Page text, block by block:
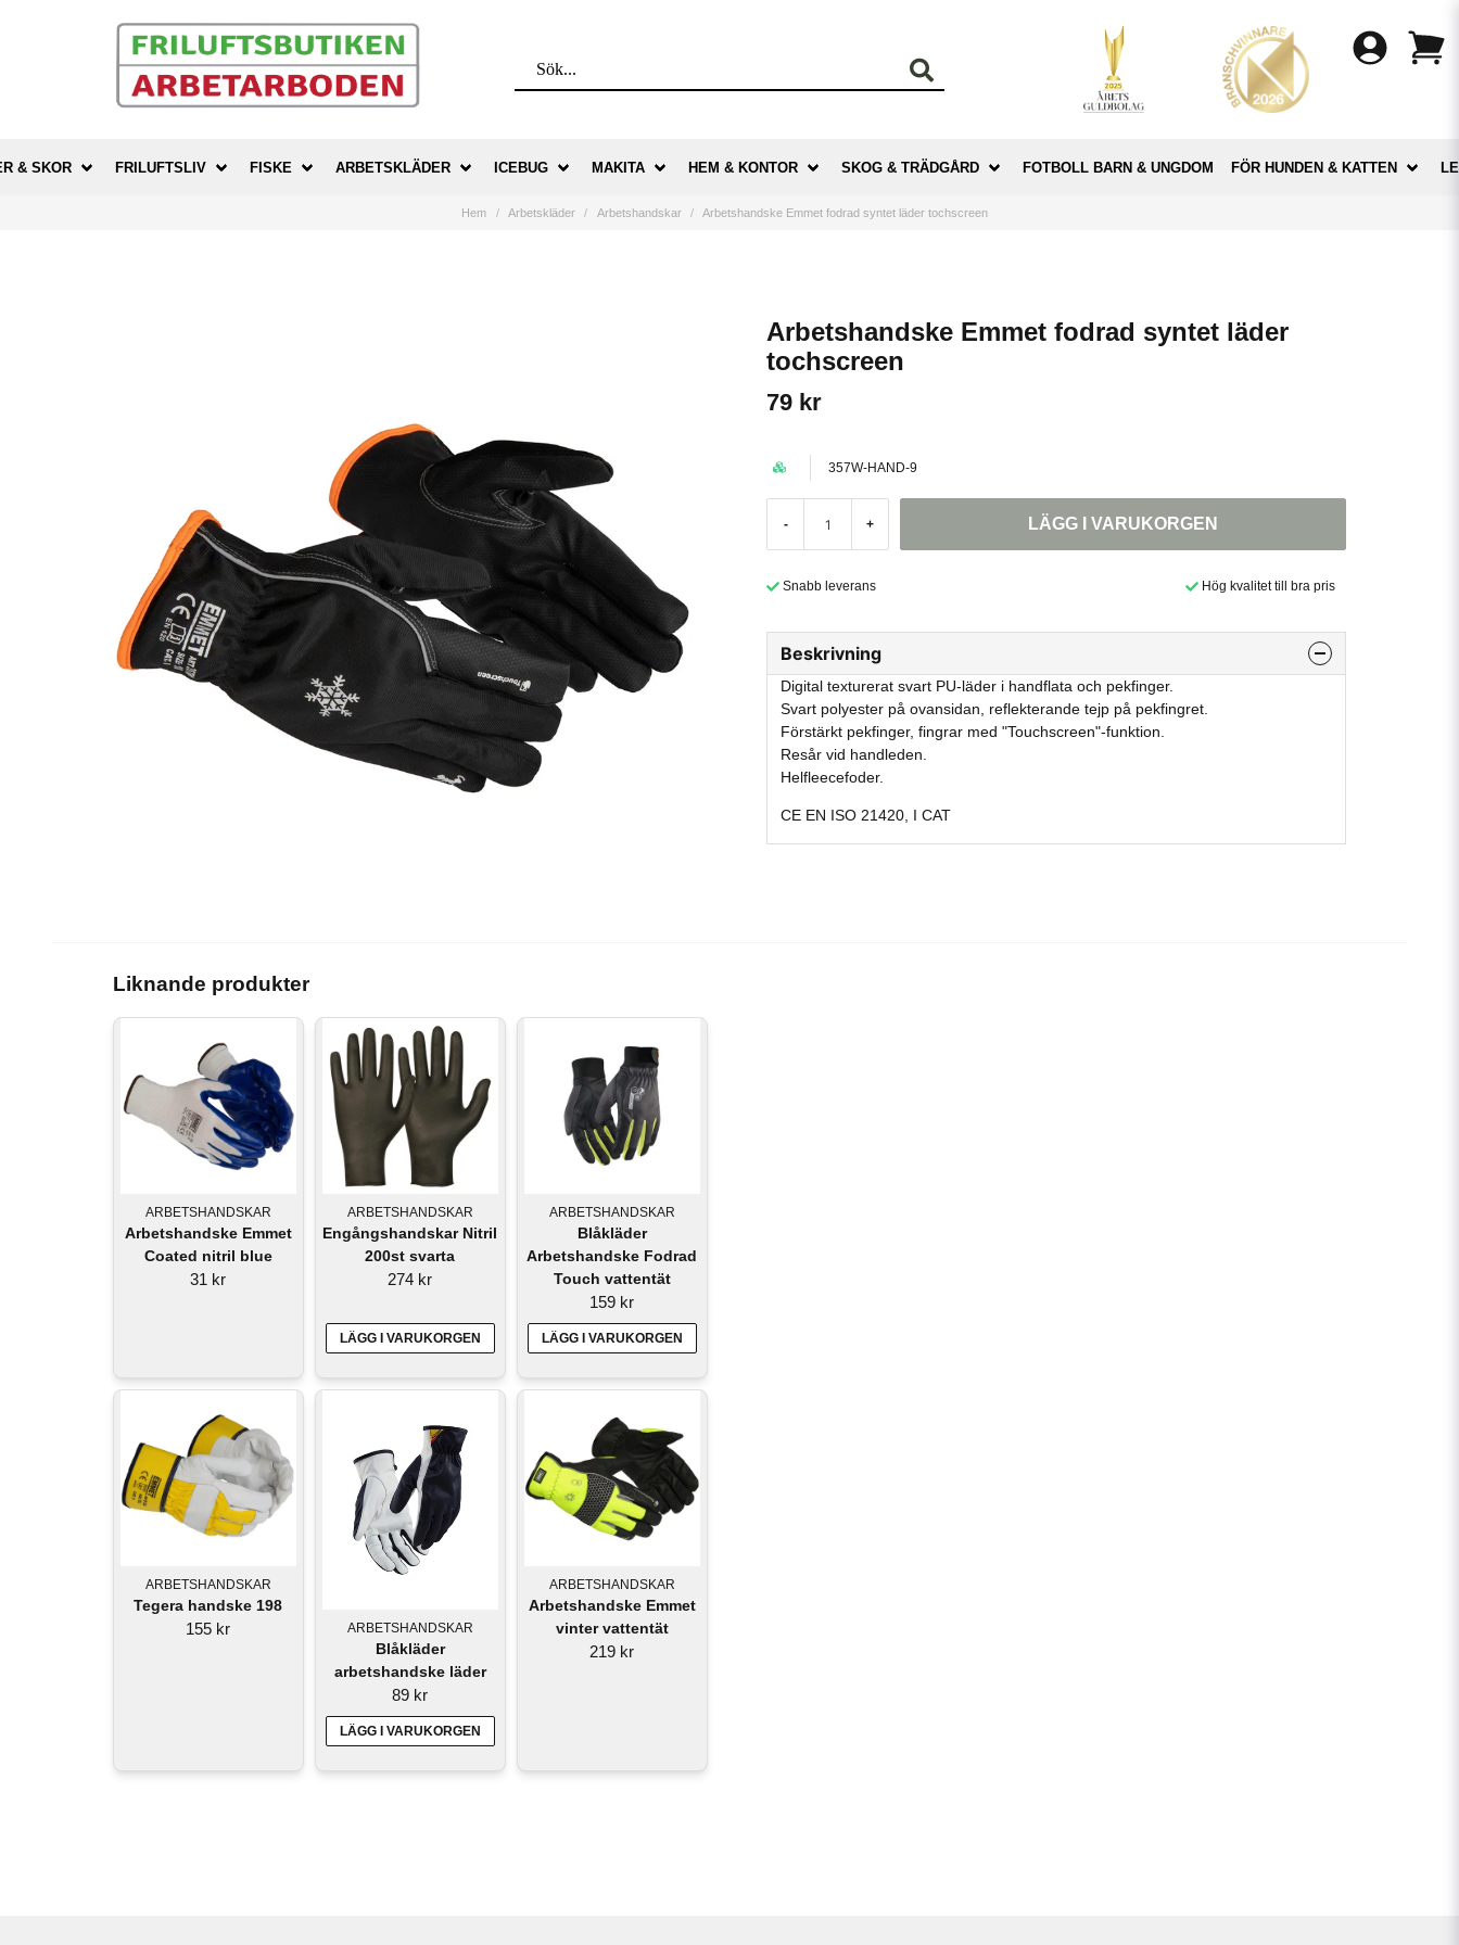
& SKOR FRILUFTSLIV FISKE ARBETSKLÄDER ICEBUG MAKITA HEM & KONTOR SKOG & TRÄDGÅRD FOTBOLL BARN & UNGDOM FÖR HUNDEN & KATTEN
Hem Arbetskläder Arbetshandskar Arbetshandske Emmet fodrad syntet läder tochscreen
Arbetshandske Emmet fodrad syntet läder
tochscreen
79 kr
357W-HAND-9
- + LÄGG I VARUKORGEN
Snabb leverans Hög kvalitet till bra pris
Beskrivning
Digital texturerat svart PU-läder i handflata och pekfinger.
Svart polyester på ovansidan, reflekterande tejp på pekfingret.
Förstärkt pekfinger, fingrar med "Touchscreen"-funktion.
Resår vid handleden.
Helfleecefoder.
CE EN ISO 21420, I CAT
Liknande produkter
ARBETSHANDSKAR
Arbetshandske Emmet
Coated nitril blue
31 kr
ARBETSHANDSKAR
Engångshandskar Nitril
200st svarta
274 kr
LÄGG I VARUKORGEN
ARBETSHANDSKAR
Blåkläder
Arbetshandske Fodrad
Touch vattentät
159 kr
LÄGG I VARUKORGEN
ARBETSHANDSKAR
Tegera handske 198
155 kr ARBETSHANDSKAR
Blåkläder
arbetshandske läder
89 kr
LÄGG I VARUKORGEN
ARBETSHANDSKAR
Arbetshandske Emmet
vinter vattentät
219 kr